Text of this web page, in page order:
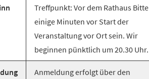
Treffpunkt: Vor dem Rathaus Bitte
einige Minuten vor Start der
Veranstaltung vor Ort sein. Wir
beginnen pünktlich um 20.30 Uhr.
Anmeldung erfolgt über den